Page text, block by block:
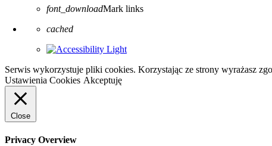
font_downloadMark links
Reset all options
cached
Serwis wykorzystuje pliki cookies. Korzystając ze strony wyrażasz
Ustawienia Cookies Akceptuję
Close
Privacy Overview